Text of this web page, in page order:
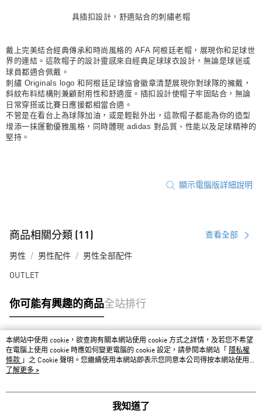
每筆NT$80，滿NT$1,500(含以上)免運費
付款後門市自取
每筆NT$80，滿NT$1,500(含以上)免運費
具插扣設計，舒適貼合的刺繡老帽
戴上完美結合經典傳承和時尚風格的 AFA 阿根廷老帽，展現你和足球世
界的連結。這款帽子的設計靈感來自經典足球球衣設計，無論是球迷或
球員都適合佩戴。
刺繡 Originals logo 和阿根廷足球協會徽章清楚展現你對球隊的擁戴，
斜紋布料結構則兼顧耐用性和舒適度。插扣設計使帽子牢固貼合，無論
日常穿搭或比賽日應援都相當合適。
不管是在看台上為球隊加油，或是輕鬆外出，這款帽子都能為你的造型
增添一抹運動優雅風格，同時體現 adidas 對品質、性能以及足球精神的
堅持。
顯示電腦版詳細說明
商品相關分類 (11) 查看全部
男性 男性配件 男性全部配件
OUTLET
你可能有興趣的商品全站排行
熱門標籤
本網站中使用 cookie，欲查詢有關本網站使用 cookie 方式之詳情，及若您不希望
在電腦上使用 cookie 時應如何變更電腦的 cookie 設定，請參閱本網站「
隱私權
條款 」之 Cookie 聲明。您繼續使用本網站即表示您同意本公司得按本網站使用條
款之 Cookie 聲明使用 cookie。
了解更多 >
我知道了